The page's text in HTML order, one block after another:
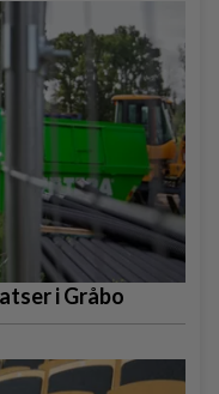
i Gråbo